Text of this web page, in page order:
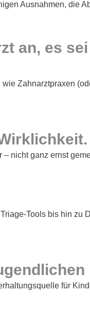
Ausnahmen, die
an, es
Zahnarztpraxen
nicht ganz ernst
bis hin zu
für